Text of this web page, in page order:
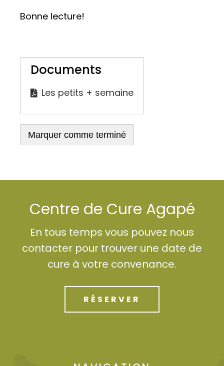
Bonne lecture!
Documents
Les petits + semaine
Marquer comme terminé
Centre de Cure Agapé
En tous temps vous pouvez nous
contacter pour trouver une date de
cure à votre convenance.
RÉSERVER